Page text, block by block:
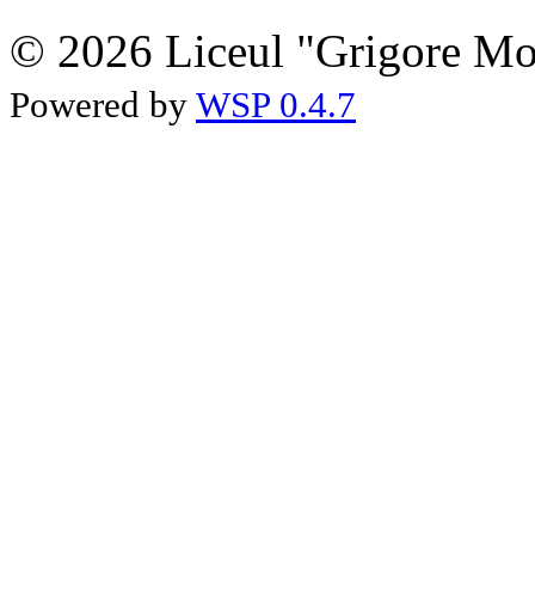
© 2026 Liceul "Grigore
Powered by WSP 0.4.7